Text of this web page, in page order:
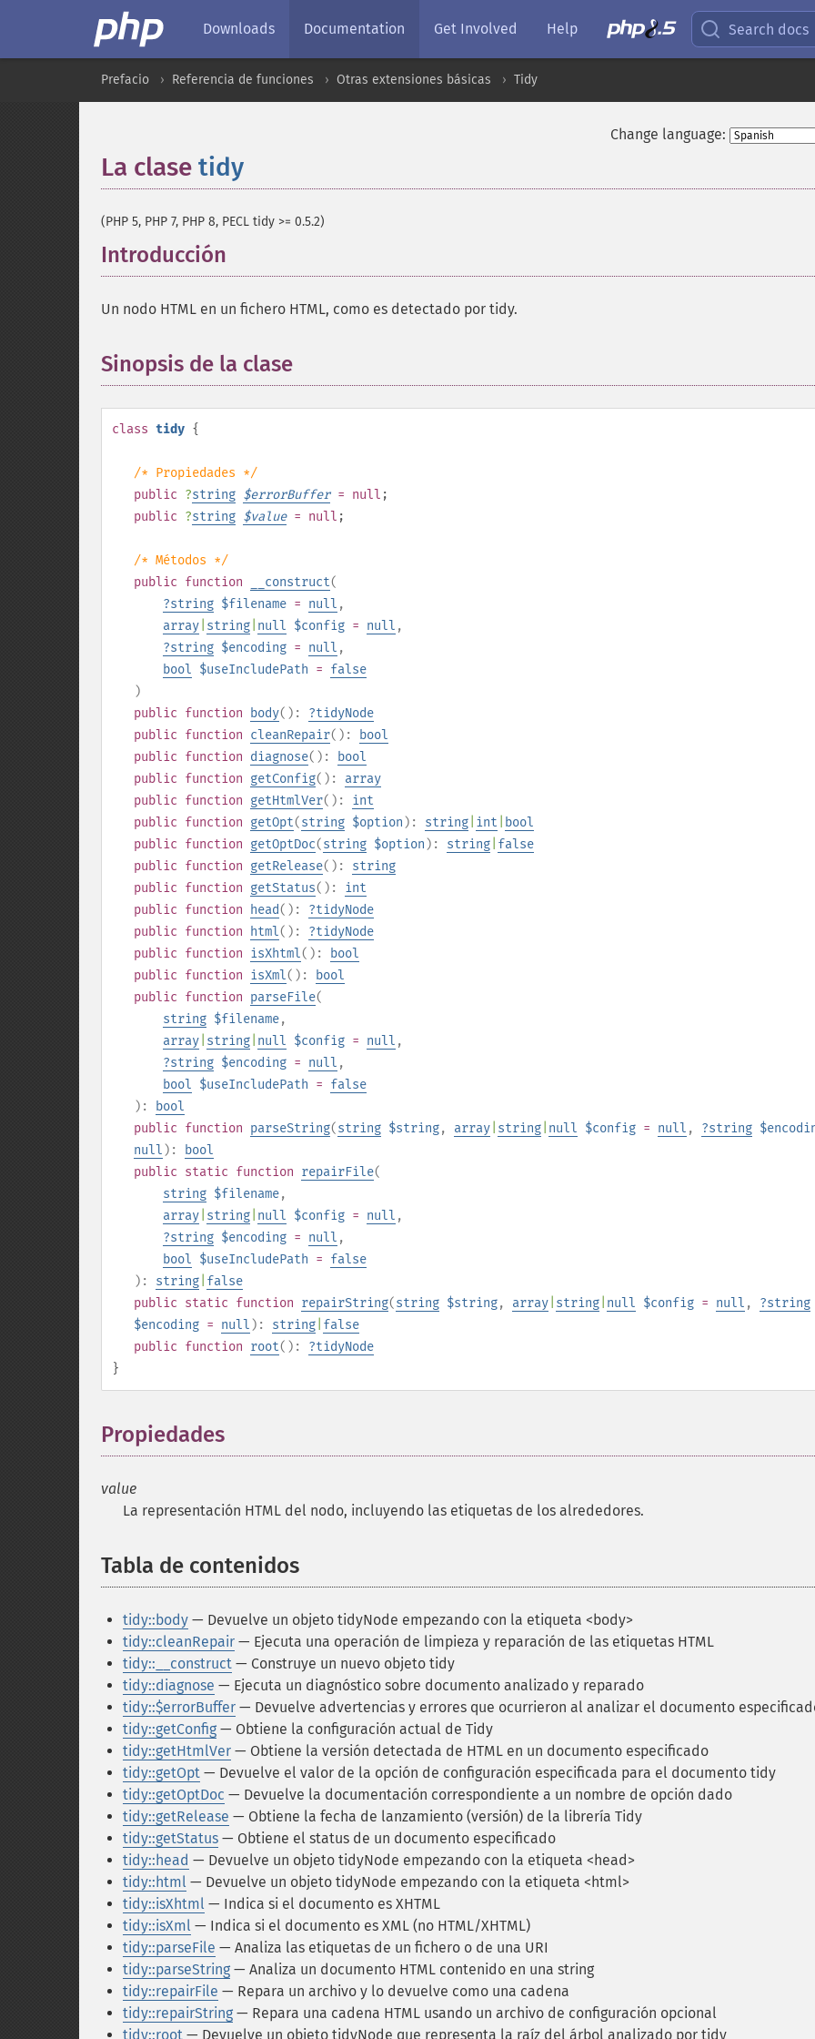
Downloads Documentation Get Involved Help Search docs
Prefacio Referencia de funciones Otras extensiones básicas Tidy
Change language:
La clase tidy
(PHP 5, PHP 7, PHP 8, PECL tidy >= 0.5.2)
Introducción
Un nodo HTML en un fichero HTML, como es detectado por tidy.
Sinopsis de la clase
class tidy {
/* Propiedades */
public ?string $errorBuffer= null ;
public ?string $value= null ;
/* Métodos */
public function __construct(
?string $filename = null ,
array string null $config = null ,
?string $encoding = null ,
bool $useIncludePath = false
)
public function body(): ?tidyNode
public function cleanRepair():
bool
public function diagnose():
bool
public function getConfig(): array
public function getHtmlVer(): int
public function getOpt(string $option ): string int
bool
public function getOptDoc(string $option ): string false
public function getRelease(): string
public function getStatus(): int
public function head(): ?tidyNode
public function html(): ?tidyNode
public function isXhtml():
bool
public function isXml():
bool
public function parseFile(
string $filename,
array string null $config = null ,
?string $encoding = null ,
bool $useIncludePath = false
):
bool
public function parseString(string $string, array string null $config = null , ?string
null ):
bool
public static function repairFile(
string $filename,
array string null $config = null ,
?string $encoding = null ,
bool $useIncludePath = false
): string false
public static function repairString(string $string, array string null $config = null , ?string
$encoding = null ): string false
public function root(): ?tidyNode
}
Propiedades
value
La representación HTML del nodo, incluyendo las etiquetas de los alrededores.
Tabla de contenidos
tidy::body — Devuelve un objeto tidyNode empezando con la etiqueta <body>
tidy::cleanRepair — Ejecuta una operación de limpieza y reparación de las etiquetas HTML
tidy::__construct — Construye un nuevo objeto tidy
tidy::diagnose — Ejecuta un diagnóstico sobre documento analizado y reparado
tidy::$errorBuffer — Devuelve advertencias y errores que ocurrieron al analizar el documento
tidy::getConfig — Obtiene la configuración actual de Tidy
tidy::getHtmlVer — Obtiene la versión detectada de HTML en un documento especificado
tidy::getOpt — Devuelve el valor de la opción de configuración especificada para el documento tidy
tidy::getOptDoc — Devuelve la documentación correspondiente a un nombre de opción dado
tidy::getRelease — Obtiene la fecha de lanzamiento (versión) de la librería Tidy
tidy::getStatus — Obtiene el status de un documento especificado
tidy::head — Devuelve un objeto tidyNode empezando con la etiqueta <head>
tidy::html — Devuelve un objeto tidyNode empezando con la etiqueta <html>
tidy::isXhtml — Indica si el documento es XHTML
tidy::isXml — Indica si el documento es XML (no HTML/XHTML)
tidy::parseFile — Analiza las etiquetas de un fichero o de una URI
tidy::parseString — Analiza un documento HTML contenido en una string
tidy::repairFile — Repara un archivo y lo devuelve como una cadena
tidy::repairString — Repara una cadena HTML usando un archivo de configuración opcional
tidy::root — Devuelve un objeto tidyNode que representa la raíz del árbol analizado por tidy